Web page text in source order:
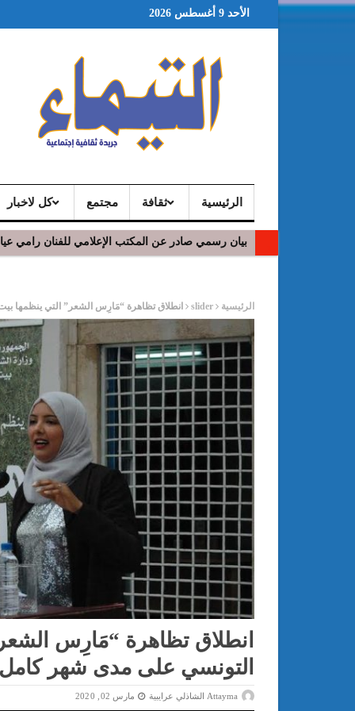
الأحد 9 أغسطس 2026
الرئيسية ثقافة مجتمع كل لاخبار
بيان رسمي صادر عن المكتب الإعلامي للفنان رامي
الرئيسية slider انطلاق تظاهرة “مَارِس الشعر” التي ينظمها
انطلاق تظاهرة “مَارِس
التونسي على مدى شهر
Attayma الشاذلي عرايبية مارس 02, 2020